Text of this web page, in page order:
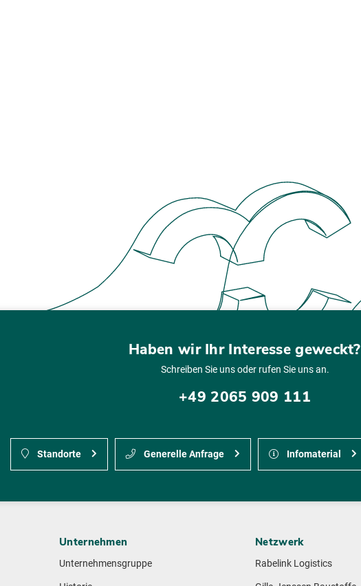
Haben wir Ihr Interesse geweckt?
Schreiben Sie uns oder rufen Sie uns an.
+49 2065 909 111
Standorte Generelle Anfrage Infomaterial
Unternehmen
Unternehmensgruppe
Netzwerk
Rabelink Logistics